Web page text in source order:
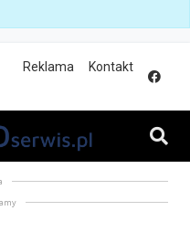
Reklama Kontakt